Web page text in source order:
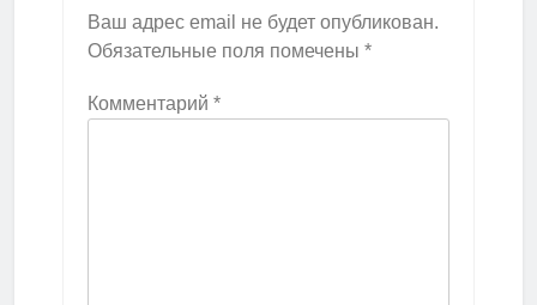
Ваш адрес email не будет опубликован.
Обязательные поля помечены *
Комментарий *